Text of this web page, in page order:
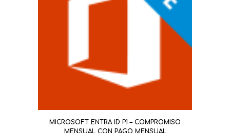
MICROSOFT ENTRA ID P1 – COMPROMISO
MENSUAL CON PAGO MENSUAL